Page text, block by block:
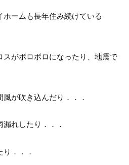
ームも長年住み続けている
スがボロボロになったり、地震で
が吹き込んだり．．．
漏れしたり．．．
．．．